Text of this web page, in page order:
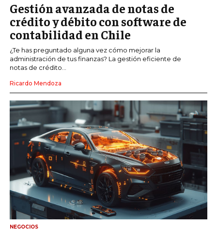
Gestión avanzada de notas de
crédito y débito con software de
contabilidad en Chile
¿Te has preguntado alguna vez cómo mejorar la
administración de tus finanzas? La gestión eficiente de
notas de crédito...
Ricardo Mendoza
NEGOCIOS